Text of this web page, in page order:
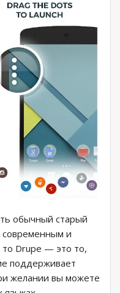
обычный старый
современным и
то Drupe — это то,
поддерживает
желании вы можете